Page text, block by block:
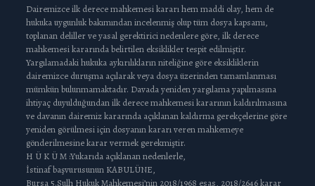
Dairemizce ilk derece mahkemesi kararı hem maddi olay, hem de
hukuka uygunluk bakımından incelenmiş olup tüm dosya kapsamı,
toplanan deliller ve yasal gerektirici nedenlere göre, ilk derece
mahkemesi kararında belirtilen eksiklikler tespit edilmiştir.
Yargılamadaki hukuka aykırılıkların niteliğine göre eksikliklerin
dairemizce duruşma açılarak veya dosya üzerinden tamamlanması
mümkün bulunmamaktadır. Davada yeniden yargılama yapılmasına
ihtiyaç duyulduğundan ilk derece mahkemesi kararının kaldırılmasına
ve davanın dairemiz kararında açıklanan kaldırma gerekçelerine göre
yeniden görülmesi için dosyanın kararı veren mahkemeye
gönderilmesine karar vermek gerekmiştir.
H Ü K Ü M :Yukarıda açıklanan nedenlerle,
İstinaf başvurusunun KABULÜNE,
Bursa 5.Sulh Hukuk Mahkemesi’nin 2018/1968 esas, 2018/2646 karar